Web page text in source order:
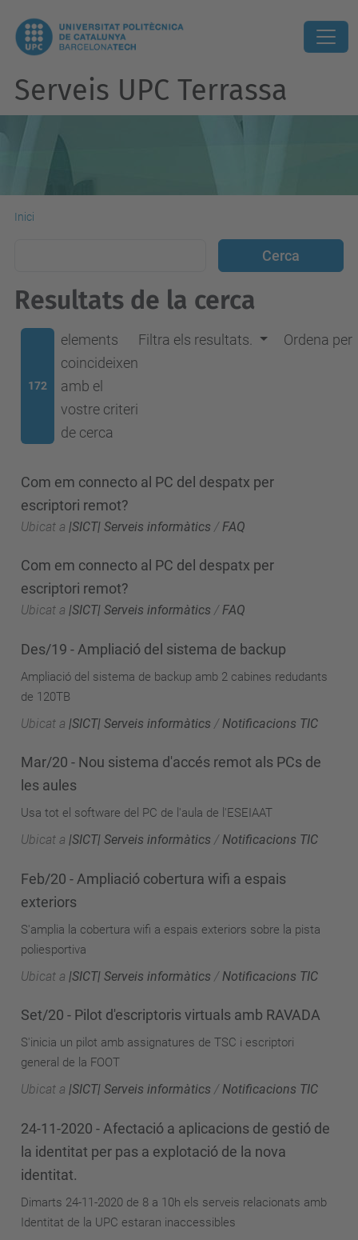
Serveis UPC Terrassa
Inici
Resultats de la cerca
172
elements
coincideixen
amb el
vostre criteri
de cerca
Filtra els resultats. Ordena per
Com em connecto al PC del despatx per
escriptori remot?
Ubicat a |SICT| Serveis informàtics / FAQ
Com em connecto al PC del despatx per
escriptori remot?
Ubicat a |SICT| Serveis informàtics /FAQ
Des/19 - Ampliació del sistema de backup
Ampliació del sistema de backup amb 2 cabines redudants
de 120TB
Ubicat a |SICT| Serveis informàtics / Notificacions TIC
Mar/20 - Nou sistema d'accés remot als PCs de
les aules
Usa tot el software del PC de l'aula de l'ESEIAAT
Ubicat a |SICT| Serveis informàtics /Notificacions TIC
Feb/20 - Ampliació cobertura wifi a espais
exteriors
S'amplia la cobertura wifi a espais exteriors sobre la pista
poliesportiva
Ubicat a |SICT| Serveis informàtics / Notificacions TIC
Set/20 - Pilot d'escriptoris virtuals amb RAVADA
S'inicia un pilot amb assignatures de TSC i escriptori
general de la FOOT
Ubicat a |SICT| Serveis informàtics /Notificacions TIC
24-11-2020 - Afectació a aplicacions de gestió de
la identitat per pas a explotació de la nova
identitat.
Dimarts 24-11-2020 de 8 a 10h els serveis relacionats amb
Identitat de la UPC estaran inaccessibles